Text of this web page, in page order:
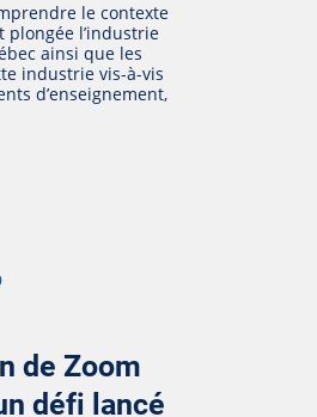
le contexte
plongée l’industrie
ainsi que les
industrie vis-à-vis
d’enseignement,
de Zoom
défi lancé